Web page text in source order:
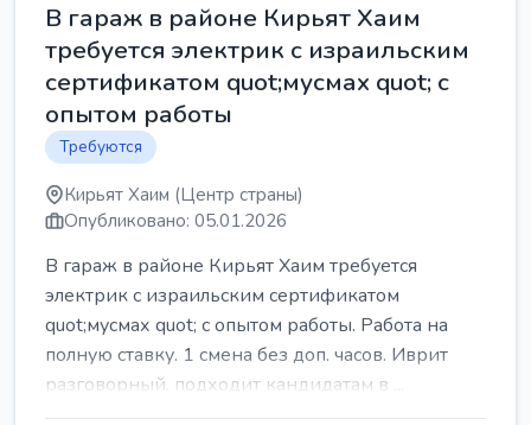
В гараж в районе Кирьят Хаим
требуется электрик с израильским
сертификатом quot;мусмах quot; с
опытом работы
Требуются
Кирьят Хаим (Центр страны)
Опубликовано: 05.01.2026
В гараж в районе Кирьят Хаим требуется
электрик с израильским сертификатом
quot;мусмах quot; с опытом работы. Работа на
полную ставку. 1 смена без доп. часов. Иврит
разговорный. подходит кандидатам в ...